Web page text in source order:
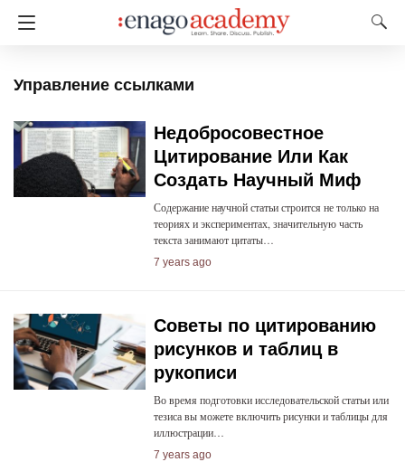
Управление ссылками
Недобросовестное
Цитирование Или Как
Создать Научный Миф
Содержание научной статьи строится не только на
теориях и экспериментах, значительную часть
текста занимают цитаты…
7 years ago
Советы по цитированию
рисунков и таблиц в
рукописи
Во время подготовки исследовательской статьи или
тезиса вы можете включить рисунки и таблицы для
иллюстрации…
7 years ago